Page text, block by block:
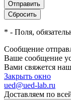
* - Поля,
Сообщение
Ваше сообщение
Вами свяжется
Закрыть окно
ued@ued-lab.ru
Доставляем по